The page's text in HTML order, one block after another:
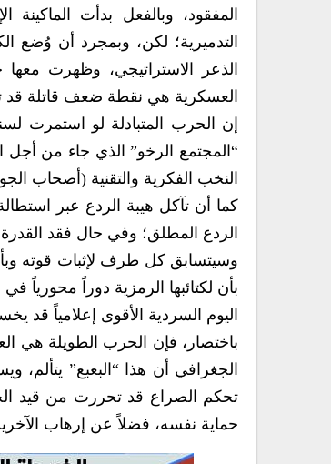
المفقود، وبالفعل بدأت الماكينة
التدميرية؛ لكن، وبمجرد أن وُضع
الذعر الاستراتيجي، وظهرت معها
العسكرية هي نقطة ضعف قاتلة قد
إن الحرب المتبادلة لو استمرت
“المجتمع الرخو” الذي جاء من
النخب الفكرية والتقنية (أصحاب
كما أن تآكل هيبة الردع عبر
الردع المطلق؛ وفي حال فقد
وسيتسابق كل طرف لإثبات قوته
بأن لكتائبها الرمزية دوراً محورياً
اليوم السردية الأقوى إعلامياً قد
باختصار، فإن الحرب الطويلة هي
الجغرافي أن هذا “البعبع” يتألم،
تحكم الصراع قد تحررت من قيد
حماية نفسه، فضلاً عن إرهاب